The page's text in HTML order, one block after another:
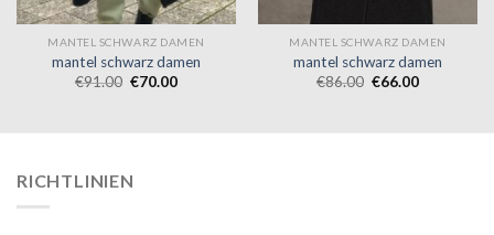
MANTEL SCHWARZ DAMEN
mantel schwarz damen
€91.00 €70.00
MANTEL SCHWARZ DAMEN
mantel schwarz damen
€86.00 €66.00
RICHTLINIEN